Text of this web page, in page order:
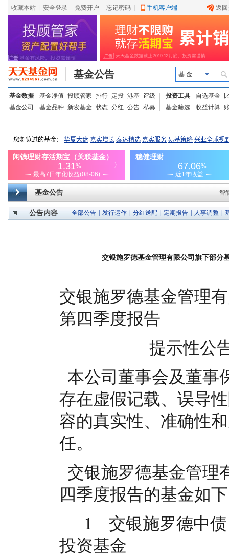
收藏本站 安全登录 免费开户 忘记密码 手机客户端 返
基金公告 基 金
基金数据 基金净值 投顾管家 排行 定投 港基 评级
基金公司
基金品种 新发基金 状态 分红 公告 私募
投资工具 自选基金
基金筛选
收益计算
基金公告 智
公告内容 全部公告 发行运作 分红送配 定期报告 人事调整
交银施罗德基金管理有限公司旗下部分
交银施罗德基金管理
第四季度报告
提示性
存在虚假记载、误导
容的真实性、准确性
任。
四季度报告的基金如
投资基金